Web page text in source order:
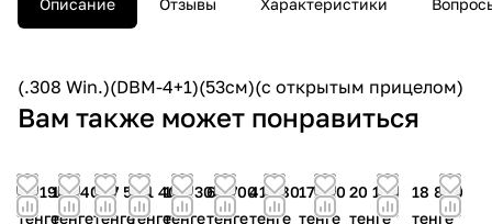
(.308 Win.)(DBM-4+1)(53cм)(с открытым прицелом)
Вам также может понравиться
74 190
тенге
121 400
тенге
107 500
тенге
121 400
тенге
126 300
тенге
62 700
тенге
41 580
тенге
17 100
тенге
20 100
тенге
18 800
тенге